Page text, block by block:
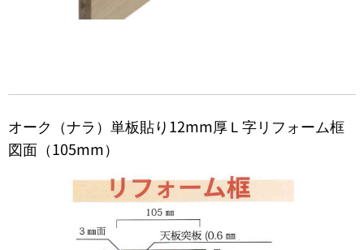
オーク（ナラ）単板貼り12mm厚Ｌ字リフォーム框
図面（105mm）